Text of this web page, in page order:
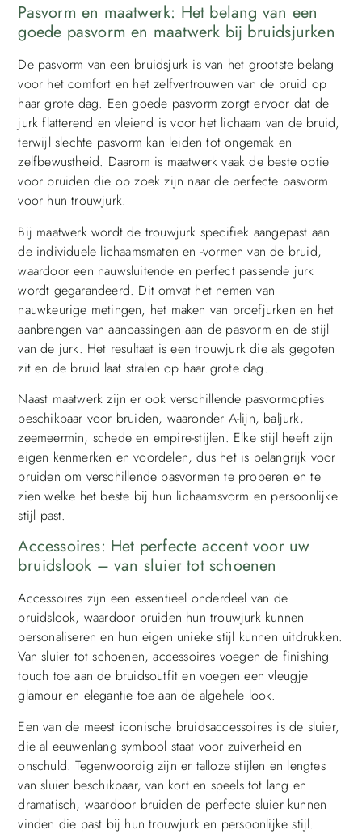
Pasvorm en maatwerk: Het belang van een
goede pasvorm en maatwerk bij bruidsjurken
De pasvorm van een bruidsjurk is van het grootste belang
voor het comfort en het zelfvertrouwen van de bruid op
haar grote dag. Een goede pasvorm zorgt ervoor dat de
jurk flatterend en vleiend is voor het lichaam van de bruid,
terwijl slechte pasvorm kan leiden tot ongemak en
zelfbewustheid. Daarom is maatwerk vaak de beste optie
voor bruiden die op zoek zijn naar de perfecte pasvorm
voor hun trouwjurk.
Bij maatwerk wordt de trouwjurk specifiek aangepast aan
de individuele lichaamsmaten en -vormen van de bruid,
waardoor een nauwsluitende en perfect passende jurk
wordt gegarandeerd. Dit omvat het nemen van
nauwkeurige metingen, het maken van proefjurken en het
aanbrengen van aanpassingen aan de pasvorm en de stijl
van de jurk. Het resultaat is een trouwjurk die als gegoten
zit en de bruid laat stralen op haar grote dag.
Naast maatwerk zijn er ook verschillende pasvormopties
beschikbaar voor bruiden, waaronder A-lijn, baljurk,
zeemeermin, schede en empire-stijlen. Elke stijl heeft zijn
eigen kenmerken en voordelen, dus het is belangrijk voor
bruiden om verschillende pasvormen te proberen en te
zien welke het beste bij hun lichaamsvorm en persoonlijke
stijl past.
Accessoires: Het perfecte accent voor uw
bruidslook – van sluier tot schoenen
Accessoires zijn een essentieel onderdeel van de
bruidslook, waardoor bruiden hun trouwjurk kunnen
personaliseren en hun eigen unieke stijl kunnen uitdrukken.
Van sluier tot schoenen, accessoires voegen de finishing
touch toe aan de bruidsoutfit en voegen een vleugje
glamour en elegantie toe aan de algehele look.
Een van de meest iconische bruidsaccessoires is de sluier,
die al eeuwenlang symbool staat voor zuiverheid en
onschuld. Tegenwoordig zijn er talloze stijlen en lengtes
van sluier beschikbaar, van kort en speels tot lang en
dramatisch, waardoor bruiden de perfecte sluier kunnen
vinden die past bij hun trouwjurk en persoonlijke stijl.